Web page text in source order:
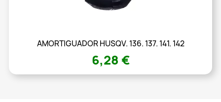
AMORTIGUADOR HUSQV. 136. 137. 141. 142
6,28 €